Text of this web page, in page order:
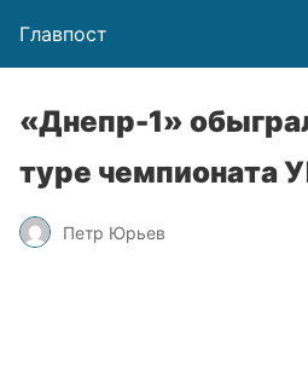
Главпост
«Днепр-1»
туре чемпионата
Петр Юрьев